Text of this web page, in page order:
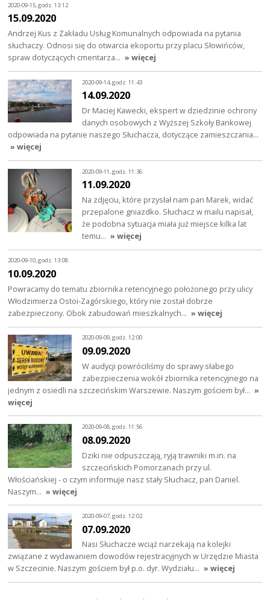
2020-09-15, godz. 13:12
15.09.2020
Andrzej Kus z Zakładu Usług Komunalnych odpowiada na pytania
słuchaczy. Odnosi się do otwarcia ekoportu przy placu Słowińców,
spraw dotyczących cmentarza… » więcej
2020-09-14, godz. 11:43
14.09.2020
Dr Maciej Kawecki, ekspert w dziedzinie ochrony
danych osobowych z Wyższej Szkoły Bankowej
odpowiada na pytanie naszego Słuchacza, dotyczące zamieszczania…
» więcej
2020-09-11, godz. 11:36
11.09.2020
Na zdjęciu, które przysłał nam pan Marek, widać
przepalone gniazdko. Słuchacz w mailu napisał,
że podobna sytuacja miała już miejsce kilka lat
temu… » więcej
2020-09-10, godz. 13:08
10.09.2020
Powracamy do tematu zbiornika retencyjnego położonego przy ulicy
Włodzimierza Ostoi-Zagórskiego, który nie został dobrze
zabezpieczony. Obok zabudowań mieszkalnych… » więcej
2020-09-09, godz. 12:00
09.09.2020
W audycji powróciliśmy do sprawy słabego
zabezpieczenia wokół zbiornika retencyjnego na
jednym z osiedli na szczecińskim Warszewie. Naszym gościem był… »
więcej
2020-09-08, godz. 11:56
08.09.2020
Dziki nie odpuszczają, ryją trawniki m.in. na
szczecińskich Pomorzanach przy ul.
Włościańskiej - o czym informuje nasz stały Słuchacz, pan Daniel.
Naszym… » więcej
2020-09-07, godz. 12:02
07.09.2020
Nasi Słuchacze wciąż narzekają na kolejki
związane z wydawaniem dowodów rejestracyjnych w Urzędzie Miasta
w Szczecinie. Naszym gościem był p.o. dyr. Wydziału… » więcej